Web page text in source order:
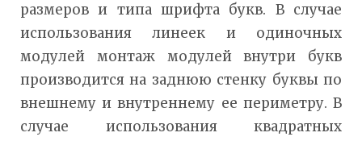
размеров и типа шрифта букв. В случае
использования линеек и одиночных
модулей монтаж модулей внутри букв
производится на заднюю стенку буквы по
внешнему и внутреннему ее периметру. В
случае использования квадратных